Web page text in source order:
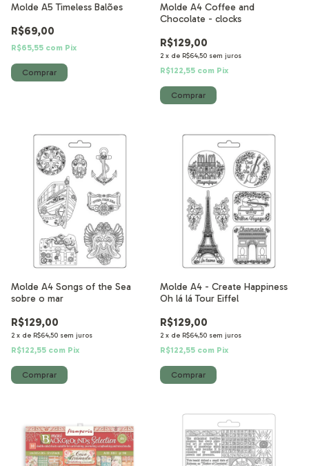
Molde A5 Timeless Balões
R$69,00
R$65,55 com Pix
Molde A4 Coffee and
Chocolate - clocks
R$129,00
2 x de R$64,50 sem juros
R$122,55 com Pix
Molde A4 Songs of the Sea
sobre o mar
R$129,00
2 x de R$64,50 sem juros
R$122,55 com Pix
Molde A4 - Create Happiness
Oh lá lá Tour Eiffel
R$129,00
2 x de R$64,50 sem juros
R$122,55 com Pix